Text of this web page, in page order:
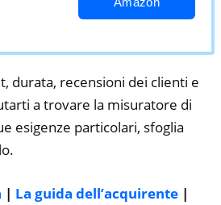
durata, recensioni dei clienti e
a trovare la misuratore di
esigenze particolari, sfoglia
| La guida dell’acquirente |